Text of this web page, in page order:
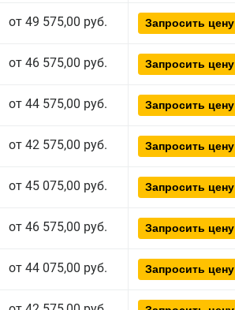
от 49 575,00 руб. Запросить цену
от 46 575,00 руб. Запросить цену
от 44 575,00 руб. Запросить цену
от 42 575,00 руб. Запросить цену
от 45 075,00 руб. Запросить цену
от 46 575,00 руб. Запросить цену
от 44 075,00 руб. Запросить цену